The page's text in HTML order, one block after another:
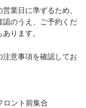
業日に準ずるため、
認のうえ、ご予約くだ
ります。
意事項を確認してお
ント前集合